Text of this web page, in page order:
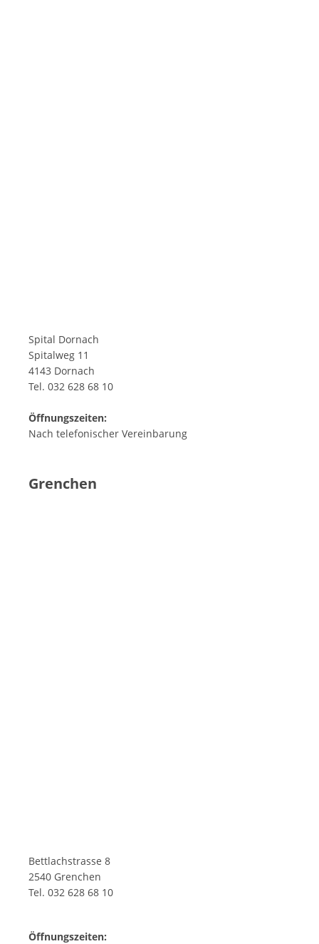
Spital Dornach
Spitalweg 11
4143 Dornach
Tel. 032 628 68 10
Öffnungszeiten:
Nach telefonischer Vereinbarung
Grenchen
Bettlachstrasse 8
2540 Grenchen
Tel. 032 628 68 10
Öffnungszeiten: